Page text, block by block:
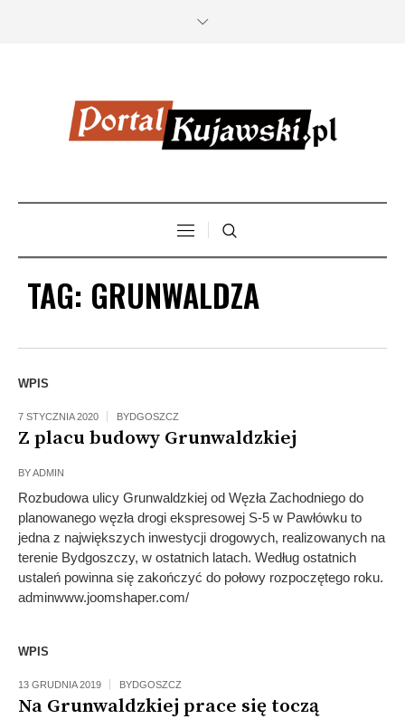
TAG: GRUNWALDZA
WPIS
7 STYCZNIA 2020 BYDGOSZCZ
Z placu budowy Grunwaldzkiej
BYADMIN
Rozbudowa ulicy Grunwaldzkiej od Węzła Zachodniego do
planowanego węzła drogi ekspresowej S-5 w Pawłówku to
jedna z największych inwestycji drogowych, realizowanych na
terenie Bydgoszczy, w ostatnich latach. Według ostatnich
ustaleń powinna się zakończyć do połowy rozpoczętego roku.
adminwww.joomshaper.com/
WPIS
13 GRUDNIA 2019 BYDGOSZCZ
Na Grunwaldzkiej prace się toczą